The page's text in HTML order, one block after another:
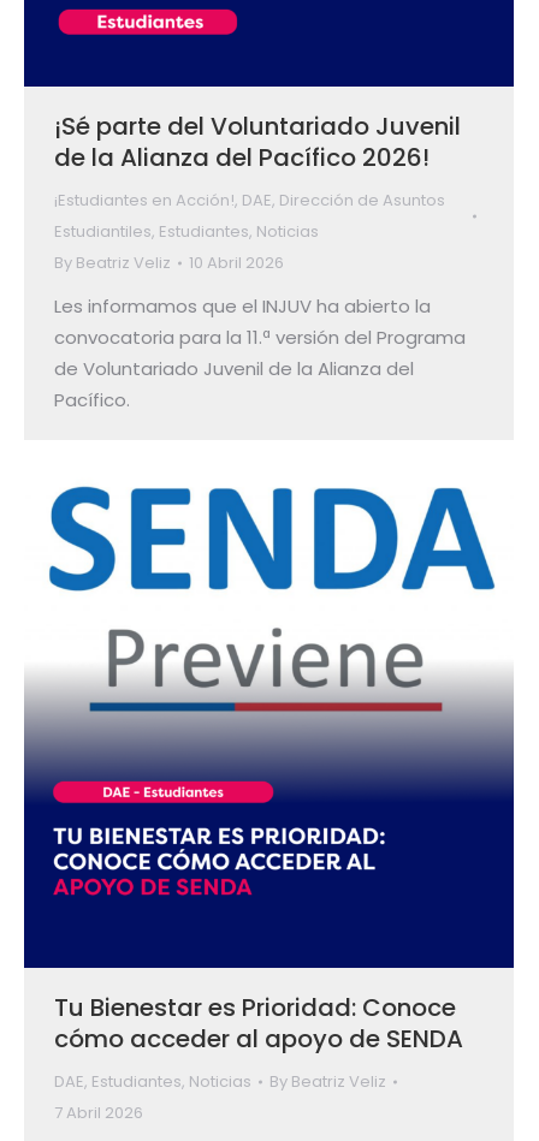
¡Sé parte del Voluntariado Juvenil
de la Alianza del Pacífico 2026!
¡Estudiantes en Acción!, DAE, Dirección de Asuntos
Estudiantiles, Estudiantes, Noticias
By Beatriz Veliz 10 Abril 2026
Les informamos que el INJUV ha abierto la
convocatoria para la 11.ª versión del Programa
de Voluntariado Juvenil de la Alianza del
Pacífico.
Tu Bienestar es Prioridad: Conoce
cómo acceder al apoyo de SENDA
DAE, Estudiantes, Noticias By Beatriz Veliz
7 Abril 2026